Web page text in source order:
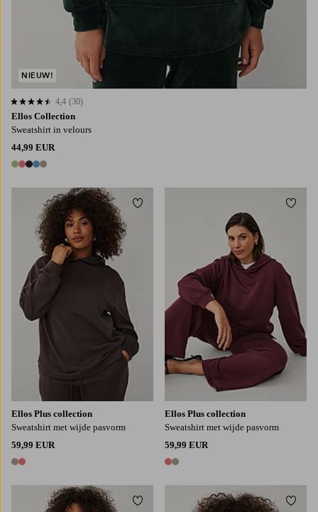
Ellos Collection
Sweatshirt in velours
44,99 EUR
5 kleuren
4,4 op basis van 30 beoordelingen
4,4 (30)
NIEUW!
Ellos Plus collection
Sweatshirt met wijde pasvorm
59,99 EUR
2 kleuren
Toevoegen aan favorieten
2XL3XL 4XL
Ellos Plus collection
Sweatshirt met wijde pasvorm
59,99 EUR
2 kleuren
Toevoegen aan favorieten